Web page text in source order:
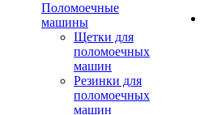
Поломоечные
машины
Щетки для
поломоечных
машин
Резинки для
поломоечных
машин